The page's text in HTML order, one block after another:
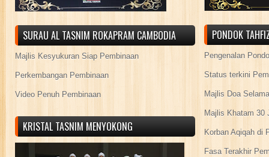
SURAU AL TASNIM ROKAPRAM CAMBODIA
Majlis Kesyukuran Siap Pembinaan
Perkembangan Pembinaan
Video Penuh Pembinaan
KRISTAL TASNIM MENYOKONG
PONDOK
Pengenalan
Status terkini
Majlis Doa
Majlis Khatam 30
Korban Aqiqah di
Fasa Terakhir